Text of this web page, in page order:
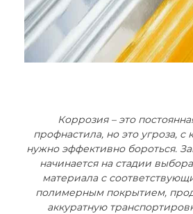
Коррозия – это
профнастила, но это угроза,
нужно эффективно бороться.
начинается на стадии
материала с
полимерным покрытием,
аккуратную